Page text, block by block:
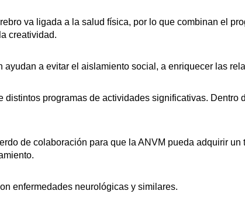
va ligada a la salud física, por lo que combinan el
creatividad.
a evitar el aislamiento social, a enriquecer las
programas de actividades significativas.
de colaboración para que la ANVM pueda adquirir un
enfermedades neurológicas y similares.